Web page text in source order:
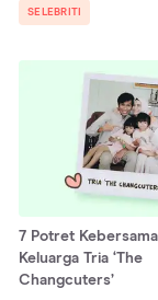
SELEBRITI
7 Potret
Keluarga Tria ‘The
Changcuters’